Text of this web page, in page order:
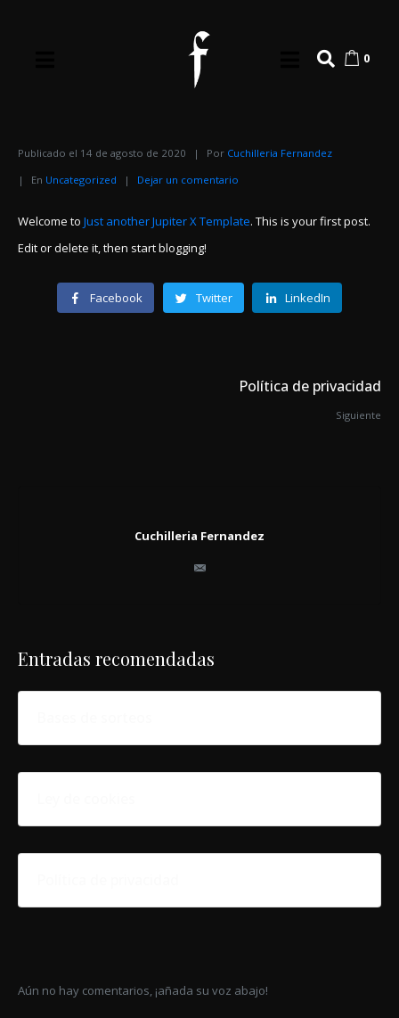
0
Publicado el 14 de agosto de 2020 Por Cuchilleria Fernandez
En Uncategorized Dejar un comentario
Welcome to Just another Jupiter X Template. This is your first post.
Edit or delete it, then start blogging!
Facebook Twitter LinkedIn
Política de privacidad
Siguiente
Cuchilleria Fernandez
Entradas recomendadas
Aún no hay comentarios, ¡añada su voz abajo!